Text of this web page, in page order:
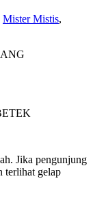
Mister Mistis,
Jika pengunjung
terlihat gelap